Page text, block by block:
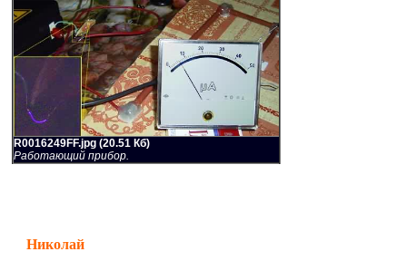
R0016249FF.jpg (20.51 Кб)
Работающий прибор.
Николай